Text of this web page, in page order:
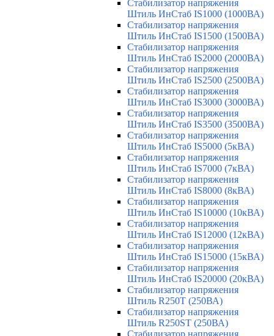
Стабилизатор напряжения
Штиль ИнСтаб IS1000 (1000ВА)
Стабилизатор напряжения
Штиль ИнСтаб IS1500 (1500ВА)
Стабилизатор напряжения
Штиль ИнСтаб IS2000 (2000ВА)
Стабилизатор напряжения
Штиль ИнСтаб IS2500 (2500ВА)
Стабилизатор напряжения
Штиль ИнСтаб IS3000 (3000ВА)
Стабилизатор напряжения
Штиль ИнСтаб IS3500 (3500ВА)
Стабилизатор напряжения
Штиль ИнСтаб IS5000 (5кВА)
Стабилизатор напряжения
Штиль ИнСтаб IS7000 (7кВА)
Стабилизатор напряжения
Штиль ИнСтаб IS8000 (8кВА)
Стабилизатор напряжения
Штиль ИнСтаб IS10000 (10кВА)
Стабилизатор напряжения
Штиль ИнСтаб IS12000 (12кВА)
Стабилизатор напряжения
Штиль ИнСтаб IS15000 (15кВА)
Стабилизатор напряжения
Штиль ИнСтаб IS20000 (20кВА)
Стабилизатор напряжения
Штиль R250T (250ВА)
Стабилизатор напряжения
Штиль R250ST (250ВА)